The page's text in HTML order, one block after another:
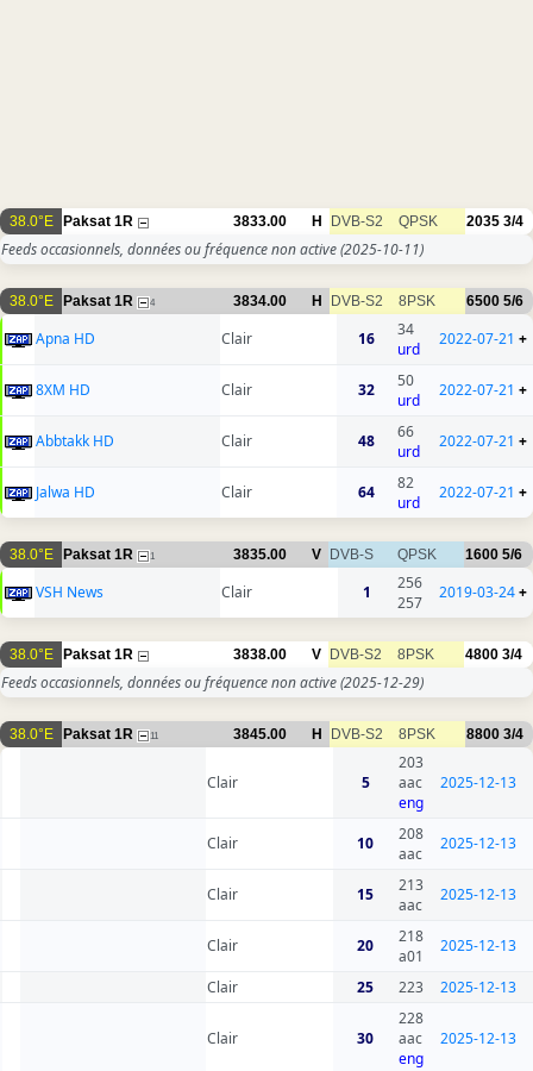
38.0°E Paksat 1R 3833.00 H DVB-S2 QPSK 2035 3/4
Feeds occasionnels, données ou fréquence non active(2025-10-11)
38.0°E Paksat 1R 4 3834.00 H DVB-S2 8PSK 6500 5/6
Apna HD Clair 16
34
urd
2022-07-21 +
8XM HD Clair 32
50
urd
2022-07-21 +
Abbtakk HD Clair 48
66
urd
2022-07-21 +
Jalwa HD Clair 64
82
urd
2022-07-21 +
38.0°E Paksat 1R 1 3835.00 V DVB-S QPSK 1600 5/6
VSH News Clair 1
256
257
2019-03-24+
38.0°E Paksat 1R 3838.00 V DVB-S2 8PSK 4800 3/4
Feeds occasionnels, données ou fréquence non active(2025-12-29)
38.0°E Paksat 1R 11 3845.00 H DVB-S2 8PSK 8800 3/4
Clair 5
203
aac
eng
2025-12-13
Clair 10
208
aac
2025-12-13
Clair 15
213
aac
2025-12-13
Clair 20
218
a01
2025-12-13
Clair 25 223 2025-12-13
Clair 30
228
aac
eng
2025-12-13